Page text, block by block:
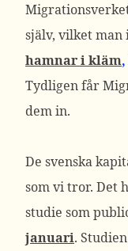
själv, vilket man
hamnar i kläm,
Tydligen får
dem in.
De svenska
som vi tror. Det
studie som
januari.